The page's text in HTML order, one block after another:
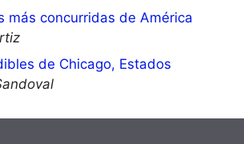
más concurridas de América
de Chicago, Estados